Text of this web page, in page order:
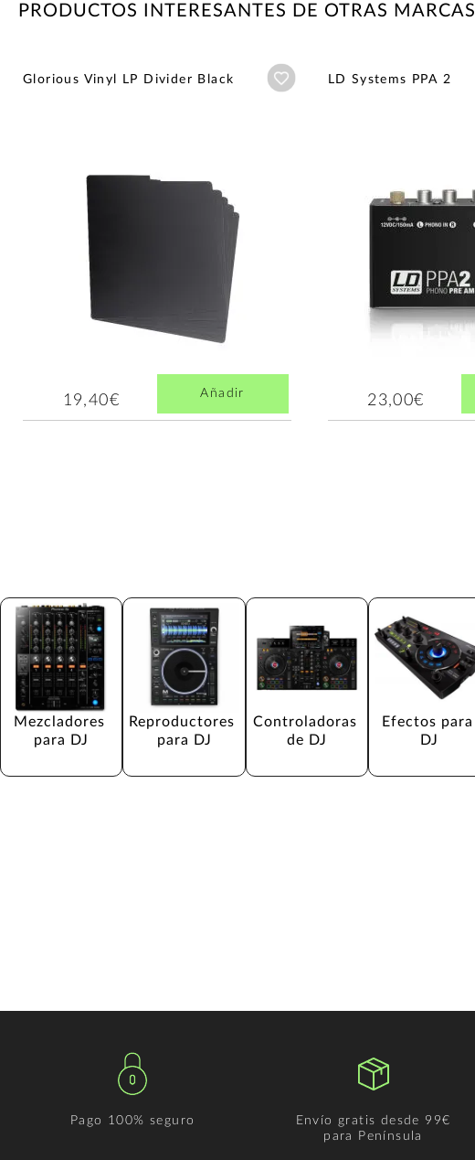
PRODUCTOS INTERESANTES DE OTRAS MARCAS
Glorious Vinyl LP Divider Black Añadir a wishlist
19,40€ Añadir
LD Systems PPA 2
23,00€
Mezcladores
para DJ
Reproductores
para DJ
Controladoras
de DJ
Efectos para
DJ
Pago 100% seguro
Envío gratis desde 99€
para Península